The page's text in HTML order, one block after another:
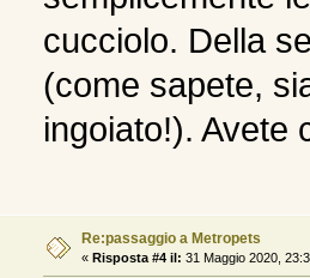
cucciolo. Della
(come sapete,
ingoiato!). Avete
Re:passaggio a Metropets
« Risposta #4 il: 31 Maggio 2020,